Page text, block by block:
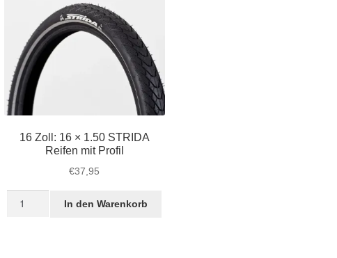
16 Zoll: 16 × 1.50 STRIDA
Reifen mit Profil
€37,95
In den Warenkorb